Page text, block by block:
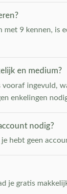
9 kennen, is
en medium?
ingevuld,
enkelingen
nodig?
hebt geen
je gratis